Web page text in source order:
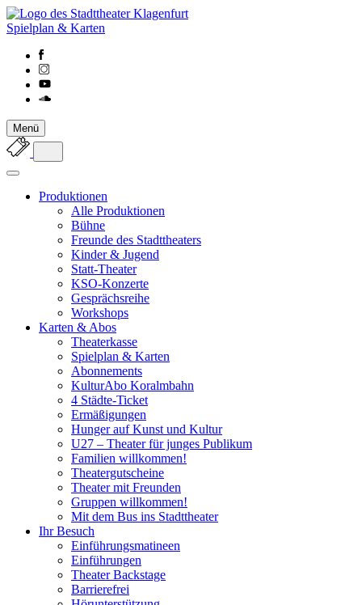
Spielplan & Karten
Menü
Produktionen
Alle Produktionen
Bühne
Freunde des Stadttheaters
Kinder & Jugend
Statt-Theater
KSO-Konzerte
Gesprächsreihe
Workshops
Karten & Abos
Theaterkasse
Spielplan & Karten
Abonnements
KulturAbo Koralmbahn
4 Städte-Ticket
Ermäßigungen
Hunger auf Kunst und Kultur
U27 – Theater für junges Publikum
Familien willkommen!
Theatergutscheine
Theater mit Freunden
Gruppen willkommen!
Mit dem Bus ins Stadttheater
Ihr Besuch
Einführungsmatineen
Einführungen
Theater Backstage
Barrierefrei